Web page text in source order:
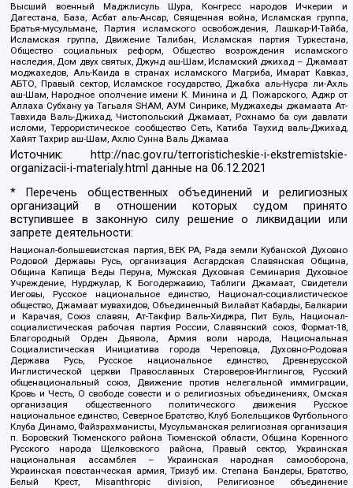
Высший военный Маджлисуль Шура, Конгресс народов Ичкерии и
Дагестана, База, Асбат аль-Ансар, Священная война, Исламская группа,
Братья-мусульмане, Партия исламского освобождения, Лашкар-И-Тайба,
Исламская группа, Движение Талибан, Исламская партия Туркестана,
Общество социальных реформ, Общество возрождения исламского
наследия, Дом двух святых, Джунд аш-Шам, Исламский джихад – Джамаат
моджахедов, Аль-Каида в странах исламского Магриба, Имарат Кавказ,
АБТО, Правый сектор, Исламское государство, Джабха аль-Нусра ли-Ахль
аш-Шам, Народное ополчение имени К. Минина и Д. Пожарского, Аджр от
Аллаха Субхану уа Тагьаля SHAM, АУМ Синрике, Муджахеды джамаата Ат-
Тавхида Валь-Джихад, Чистопольский Джамаат, Рохнамо ба суи давлати
исломи, Террористическое сообщество Сеть, Катиба Таухид валь-Джихад,
Хайят Тахрир аш-Шам, Ахлю Сунна Валь Джамаа
Источник:
http://nac.gov.ru/terroristicheskie-i-ekstremistskie-
organizacii-i-materialy.html данные на06.12.2021
* Перечень общественных объединений и религиозных
организаций в отношении которых судом принято
вступившее в законную силу решение о ликвидации или
запрете деятельности:
Национал-большевистская партия, ВЕК РА, Рада земли Кубанской Духовно
Родовой Державы Русь, организация Асгардская Славянская Община,
Община Капища Веды Перуна, Мужская Духовная Семинария Духовное
Учреждение, Нурджулар, К Богодержавию, Таблиги Джамаат, Свидетели
Иеговы, Русское национальное единство, Национал-социалистическое
общество, Джамаат мувахидов, Объединенный Вилайат Кабарды, Балкарии
и Карачая, Союз славян, Ат-Такфир Валь-Хиджра, Пит Буль, Национал-
социалистическая рабочая партия России, Славянский союз, Формат-18,
Благородный Орден Дьявола, Армия воли народа, Национальная
Социалистическая Инициатива города Череповца, Духовно-Родовая
Держава Русь, Русское национальное единство, Древнерусской
Инглистической церкви Православных Староверов-Инглингов, Русский
общенациональный союз, Движение против нелегальной иммиграции,
Кровь и Честь, О свободе совести и о религиозных объединениях, Омская
организация общественного политического движения Русское
национальное единство, Северное Братство, Клуб Болельщиков Футбольного
Клуба Динамо, Файзрахманисты, Мусульманская религиозная организация
п. Боровский Тюменского района Тюменской области, Община Коренного
Русского народа Щелковского района, Правый сектор, Украинская
национальная ассамблея – Украинская народная самооборона,
Украинская повстанческая армия, Тризуб им. Степана Бандеры, Братство,
Белый Крест, Misanthropic division, Религиозное объединение